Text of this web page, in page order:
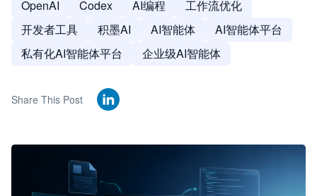
OpenAI Codex AI编程
工作流优化
开发者工具
积墨AI AI智能体
AI智能体平台
私有化AI智能体平台
企业级AI智能体
Share This Post